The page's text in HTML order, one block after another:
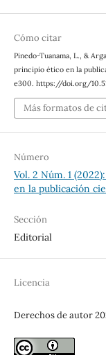
Cómo citar
Pinedo-Tuanama, L., &
principio ético en la
e300. https://doi.org/
Más formatos de
Número
Vol. 2 Núm. 1
en la publicación
Sección
Editorial
Licencia
Derechos de autor